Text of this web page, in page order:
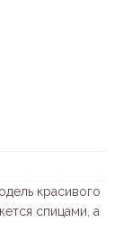
красивого
спицами, а